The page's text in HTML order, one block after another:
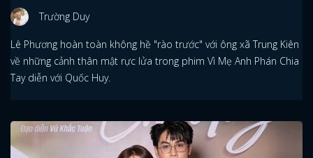
Trường Duy
Lê Phương hoàn toàn không hề "rào trước" với ông xã Trung Kiên
về những cảnh thân mật rực lửa trong phim Vì Mẹ Anh Phán Chia
Tay diễn với Quốc Huy.